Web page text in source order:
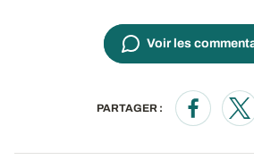
Voir les
PARTAGER :
Opens in